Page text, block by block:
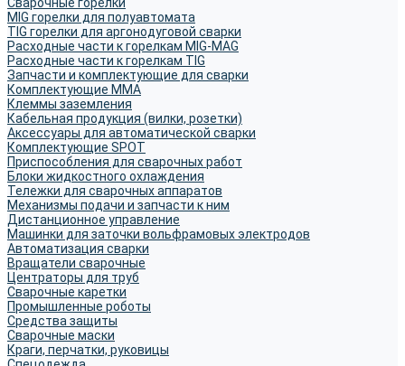
MIG горелки для полуавтомата
TIG горелки для аргонодуговой сварки
Расходные части к горелкам MIG-MAG
Расходные части к горелкам TIG
Запчасти и комплектующие для сварки
Комплектующие ММА
Клеммы заземления
Кабельная продукция (вилки, розетки)
Аксессуары для автоматической сварки
Комплектующие SPOT
Приспособления для сварочных работ
Блоки жидкостного охлаждения
Тележки для сварочных аппаратов
Механизмы подачи и запчасти к ним
Дистанционное управление
Машинки для заточки вольфрамовых электродов
Автоматизация сварки
Вращатели сварочные
Центраторы для труб
Сварочные каретки
Промышленные роботы
Средства защиты
Сварочные маски
Краги, перчатки, руковицы